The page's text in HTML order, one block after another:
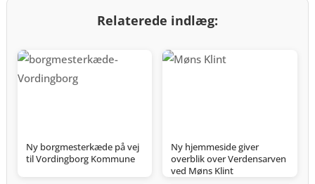
Relaterede indlæg:
Ny borgmesterkæde på vej
til Vordingborg Kommune
Ny hjemmeside giver
overblik over Verdensarven
ved Møns Klint